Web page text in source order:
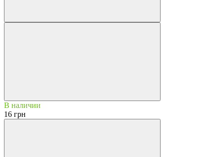
В наличии
16 грн